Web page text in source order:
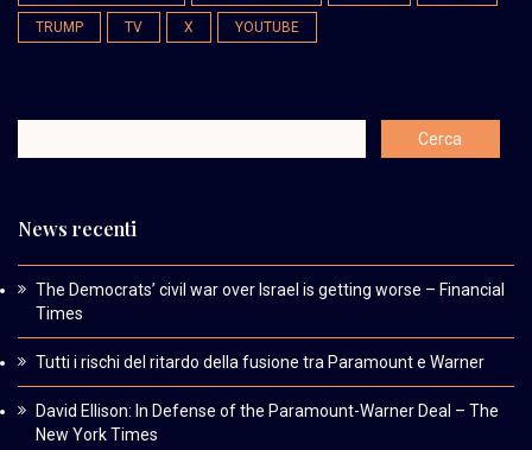
TRUMP TV X YOUTUBE
News recenti
The Democrats’ civil war over Israel is getting worse – Financial
Times
Tutti i rischi del ritardo della fusione tra Paramount e Warner
David Ellison: In Defense of the Paramount-Warner Deal – The
New York Times